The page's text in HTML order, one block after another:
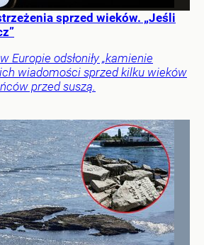
sprzed wieków. „Jeśli
Europie odsłoniły „kamienie
wiadomości sprzed kilku wieków
przed suszą.